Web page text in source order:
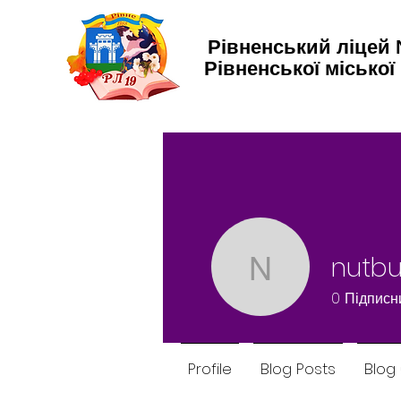
Рівненський
Рівненської
0
Profile Blog Posts